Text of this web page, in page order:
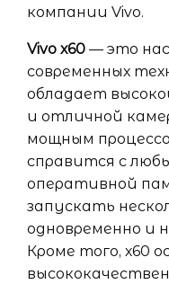
компании Vivo.
Vivo х60 — это
современных
обладает
и отличной
мощным
справится с
оперативной
запускать
одновременно и
Кроме того, х60